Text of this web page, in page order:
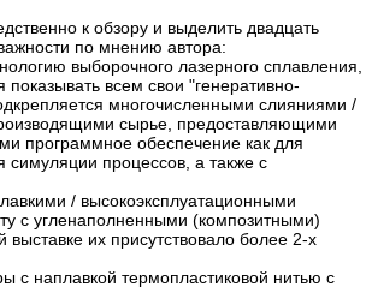
к обзору и выделить двадцать
по мнению автора:
выборочного лазерного сплавления,
всем свои "генеративно-
многочисленными слияниями /
сырье, предоставляющими
программное обеспечение как для
симуляции процессов, а также с
/ высокоэксплуатационными
с угленаполненными (композитными)
их присутствовало более 2-х
с наплавкой термопластиковой нитью с